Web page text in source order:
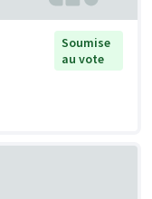
Soumise
au vote